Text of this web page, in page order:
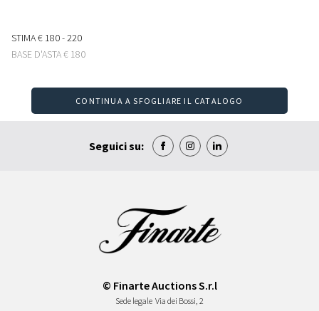
STIMA€ 180 - 220
BASE D'ASTA€ 180
CONTINUA A SFOGLIARE IL CATALOGO
Seguici su:
© Finarte Auctions S.r.l
Sede legale Via dei Bossi, 2